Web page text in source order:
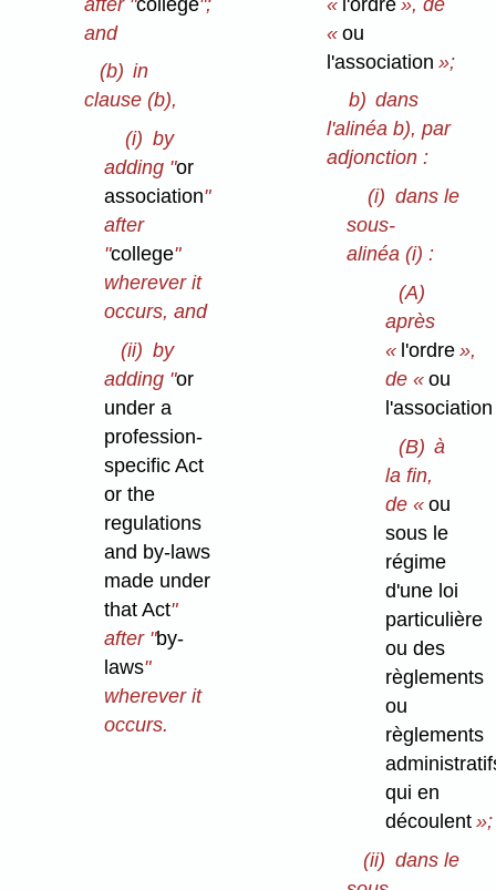
and
(b) in
clause (b),
(i) by
adding "or
association"
after
"college"
wherever it
occurs, and
(ii) by
adding "or
under a
profession-
specific Act
or the
regulations
and by-laws
made under
that Act"
after "by-
laws"
wherever it
occurs.
«ou
l'association »;
b) dans
l'alinéa b), par
adjonction :
(i) dans le
sous-
alinéa (i) :
(A)
après
« l'ordre »,
de «ou
l'association
(B) à
la fin,
de «ou
sous le
régime
d'une loi
particulière
ou des
règlements
ou
règlements
qui en
découlent »;
(ii) dans le